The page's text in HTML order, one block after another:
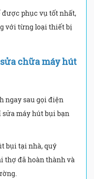
phục vụ tốt nhất,
với từng loại thiết bị
chữa máy hút
ngay sau gọi điện
sửa máy hút bụi bạn
bụi tại nhà, quý
thợ đã hoàn thành và